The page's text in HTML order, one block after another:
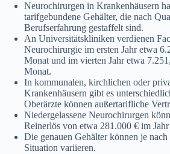
Neurochirurgen in Krankenhäusern
tarifgebundene Gehälter, die nach
Berufserfahrung gestaffelt sind.
An Universitätskliniken verdienen
Neurochirurgie im ersten Jahr etwa
Monat und im vierten Jahr etwa
Monat.
In kommunalen, kirchlichen oder
Krankenhäusern gibt es
Oberärzte können außertarifliche
Niedergelassene Neurochirurgen
Reinerlös von etwa 281.000 € im
Die genauen Gehälter können je
Situation variieren.